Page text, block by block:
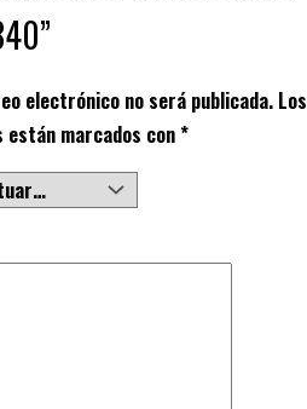
electrónico no será publicada. Los
marcados con*